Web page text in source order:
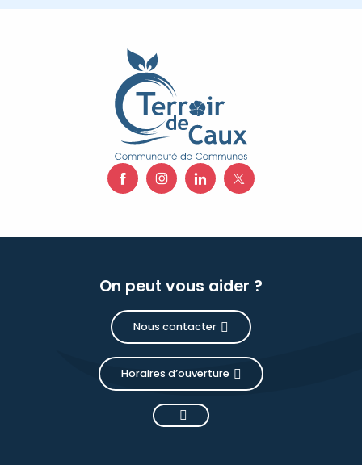
On peut vous aider ?
Nous contacter
Horaires d’ouverture